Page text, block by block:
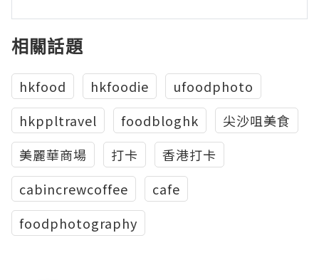
相關話題
hkfood hkfoodie
ufoodphoto
hkppltravel
foodbloghk
尖沙咀美食
美麗華商場
打卡
香港打卡
cabincrewcoffee
cafe
foodphotography